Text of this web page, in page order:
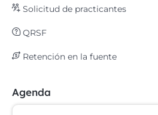
Solicitud de practicantes
QRSF
Retención en la fuente
Agenda